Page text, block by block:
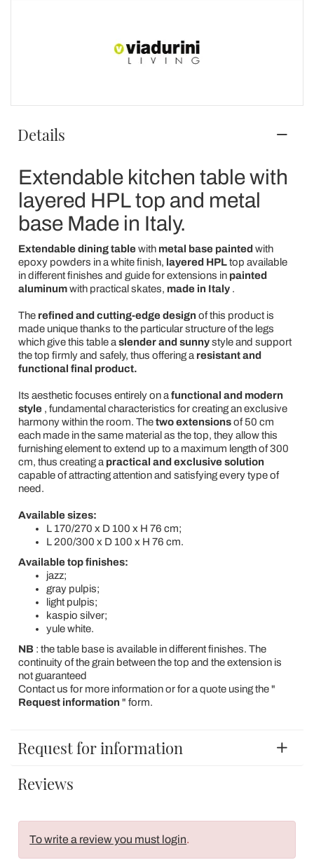
Details
Extendable kitchen table with
layered HPL top and metal
base Made in Italy.
Extendable dining tablewith metal base painted with
epoxy powders in a white finish, layered HPLtop available
in different finishes and guide for extensions in painted
aluminumwith practical skates, made in Italy.
The refined and cutting-edge design of this product is
made unique thanks to the particular structure of the legs
which give this table a slender and sunnystyle and support
the top firmly and safely, thus offering a resistant and
functional final product.
Its aesthetic focuses entirely on a functional and modern
style, fundamental characteristics for creating an exclusive
harmony within the room. Thetwo extensionsof 50 cm
each made in the same material as the top, they allow this
furnishing element to extend up to a maximum length of 300
cm, thus creating a practical and exclusive solution
capable of attracting attention and satisfying every type of
need.
Available sizes:
L 170/270 x D 100 x H 76 cm;
L 200/300 x D 100 x H 76 cm.
Available top finishes:
jazz;
gray pulpis;
light pulpis;
kaspio silver;
yule white.
NB: the table base is available in different finishes. The
continuity of the grain between the top and the extension is
not guaranteed
Contact us for more information or for a quote using the "
Request information " form.
Request for information
Reviews
To write a review you must login.